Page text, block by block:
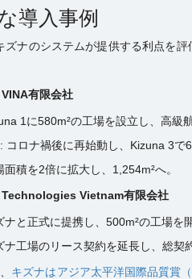
導入事例
ズナのシステムが提供する利点を
有限会社
1に580m²の工場を設立し、高級
: コロナ禍後に再始動し、Kizuna 3で
面積を2倍に拡大し、1,254m²へ。
Vietnam有限会社
ナと正式に提携し、500m²の工場を開
ナ工場のリース契約を延長し、総契
キズナはアジア太平洋国際品質賞